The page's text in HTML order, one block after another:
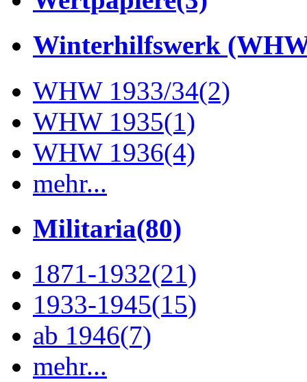
Winterhilfswerk
WHW 1933/34(2)
WHW 1935(1)
WHW 1936(4)
mehr...
Militaria(80)
1871-1932(21)
1933-1945(15)
ab 1946(7)
mehr...